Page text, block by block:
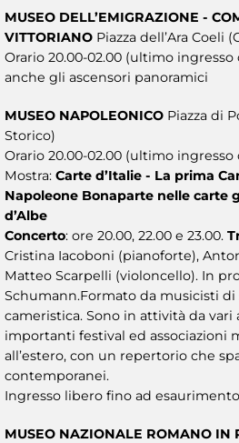
MUSEO DELL’EMIGRAZIONE -
VITTORIANO Piazza dell’Ara Coeli
Orario 20.00-02.00 (ultimo ingresso
anche gli ascensori panoramici
MUSEO NAPOLEONICO Piazza di
Storico)
Orario 20.00-02.00 (ultimo ingresso
Mostra: Carte d’Italie - La prima
Napoleone Bonaparte nelle carte
d’Albe
Concerto: ore 20.00, 22.00 e 23.00.
Cristina Iacoboni (pianoforte),
Matteo Scarpelli (violoncello). In
Schumann.Formato da musicisti di
cameristica. Sono in attività da
importanti festival ed associazioni
all’estero, con un repertorio che
contemporanei.
Ingresso libero fino ad
MUSEO NAZIONALE ROMANO IN